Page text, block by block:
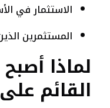
الاستثمار في
المستثمرين
لماذا أصبح
القائم